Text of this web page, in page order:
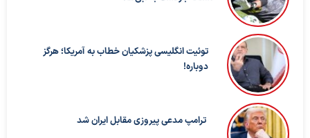
توئیت انگلیسی پزشکیان خطاب به آمریکا؛ هرگز
دوباره!
ترامپ مدعی پیروزی مقابل ایران شد